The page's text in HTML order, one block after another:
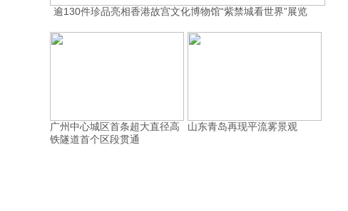
逾130件珍品亮相香港故宫文化博物馆“紫禁城看世界”展览
广州中心城区首条超大直径高
铁隧道首个区段贯通
山东青岛再现平流雾景观